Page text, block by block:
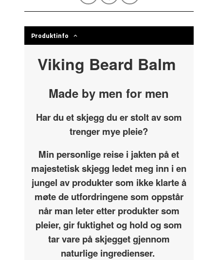
Produktinfo
Viking Beard Balm
Made by men for men
Har du et skjegg du er stolt av som
trenger mye pleie?
Min personlige reise i jakten på et
majestetisk skjegg ledet meg inn i en
jungel av produkter som ikke klarte å
møte de utfordringene som oppstår
når man leter etter produkter som
pleier, gir fuktighet og hold og som
tar vare på skjegget gjennom
naturlige ingredienser.